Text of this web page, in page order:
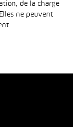
de la charge
ne peuvent